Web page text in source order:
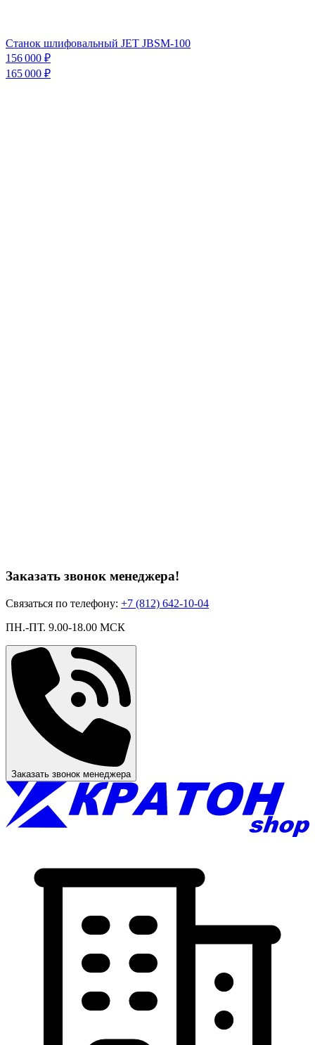
Станок шлифовальный JET JBSM-100
156 000 ₽
165 000 ₽
Заказать звонок менеджера!
Cвязаться по телефону: +7 (812) 642-10-04
ПН.-ПТ. 9.00-18.00 МСК
Заказать звонок менеджера